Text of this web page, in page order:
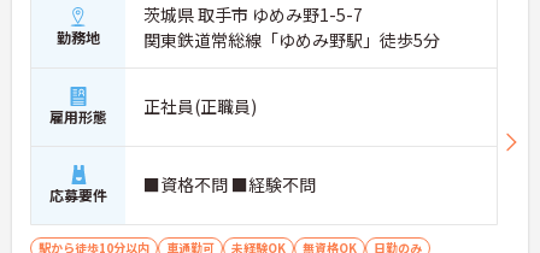
勤務地
茨城県 取手市 ゆめみ野1-5-7
関東鉄道常総線「ゆめみ野駅」徒歩5分
雇用形態 正社員(正職員)
応募要件 ■資格不問 ■経験不問
駅から徒歩10分以内 車通勤可 未経験OK 無資格OK
日勤のみ